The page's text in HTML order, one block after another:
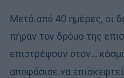
Μετά από 40 ημέρες, οι
πήραν τον δρόμο της
επιστρέψουν στον…
αποφάσισε να